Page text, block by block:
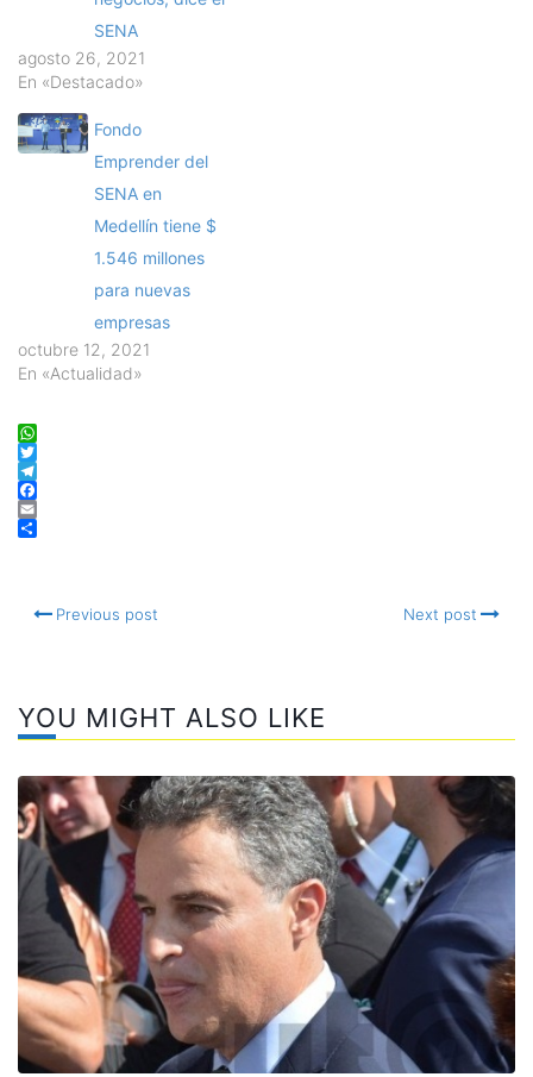
SENA
agosto 26, 2021
En «Destacado»
Fondo
Emprender del
SENA en
Medellín tiene $
1.546 millones
para nuevas
empresas
octubre 12, 2021
En «Actualidad»
WhatsApp
Twitter
Telegram
Facebook
Email
Previous post Next post
YOU MIGHT ALSO LIKE